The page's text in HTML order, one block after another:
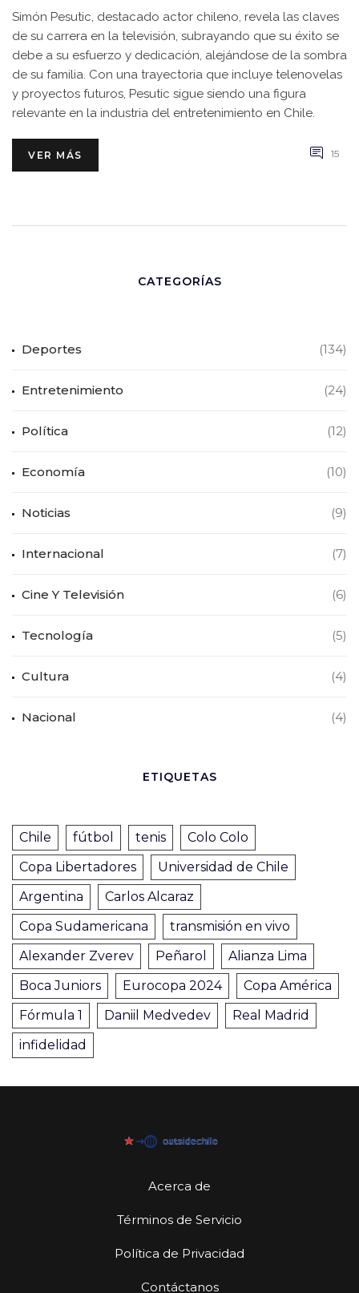
Simón Pesutic, destacado actor chileno, revela las claves
de su carrera en la televisión, subrayando que su éxito se
debe a su esfuerzo y dedicación, alejándose de la sombra
de su familia. Con una trayectoria que incluye telenovelas
y proyectos futuros, Pesutic sigue siendo una figura
relevante en la industria del entretenimiento en Chile.
VER MÁS 15
CATEGORÍAS
Deportes (134)
Entretenimiento (24)
Política (12)
Economía (10)
Noticias (9)
Internacional (7)
Cine Y Televisión (6)
Tecnología (5)
Cultura (4)
Nacional (4)
ETIQUETAS
Chile fútbol tenis
Colo Colo
Copa Libertadores
Universidad de Chile
Argentina
Carlos Alcaraz
Copa Sudamericana
transmisión en vivo
Alexander Zverev
Peñarol
Alianza Lima
Boca Juniors
Eurocopa 2024
Copa América
Fórmula 1
Daniil Medvedev
Real Madrid
infidelidad
Acerca de
Términos de Servicio
Política de Privacidad
Contáctanos